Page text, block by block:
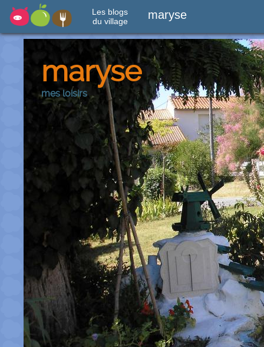
Les blogs
du village
maryse
maryse
mes loisirs